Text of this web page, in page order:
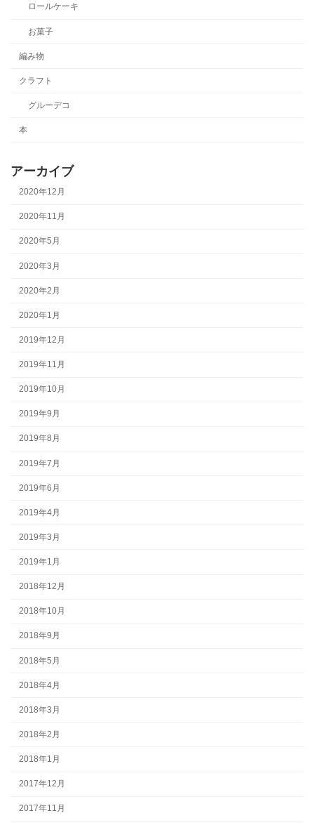
ロールケーキ
お菓子
編み物
クラフト
グルーデコ
本
アーカイブ
2020年12月
2020年11月
2020年5月
2020年3月
2020年2月
2020年1月
2019年12月
2019年11月
2019年10月
2019年9月
2019年8月
2019年7月
2019年6月
2019年4月
2019年3月
2019年1月
2018年12月
2018年10月
2018年9月
2018年5月
2018年4月
2018年3月
2018年2月
2018年1月
2017年12月
2017年11月